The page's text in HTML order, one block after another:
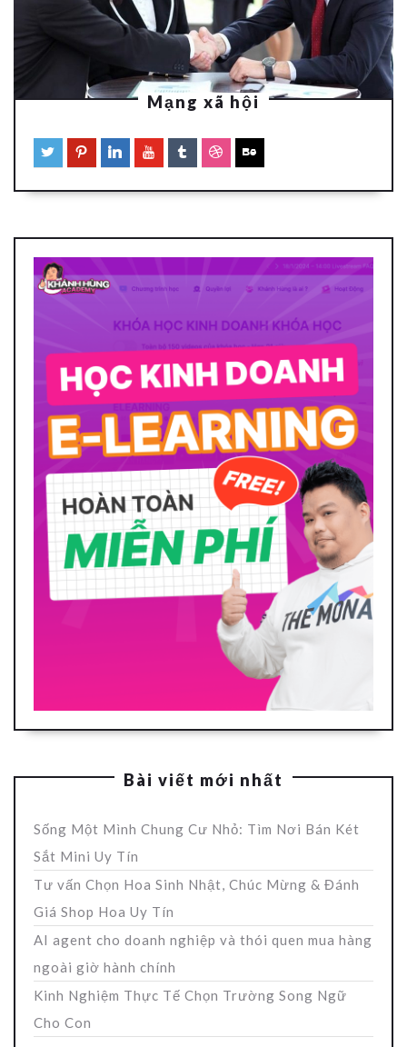
Mạng xã hội
Bài viết mới nhất
Sống Một Mình Chung Cư Nhỏ: Tìm Nơi Bán Két
Sắt Mini Uy Tín
Tư vấn Chọn Hoa Sinh Nhật, Chúc Mừng & Đánh
Giá Shop Hoa Uy Tín
AI agent cho doanh nghiệp và thói quen mua hàng
ngoài giờ hành chính
Kinh Nghiệm Thực Tế Chọn Trường Song Ngữ
Cho Con